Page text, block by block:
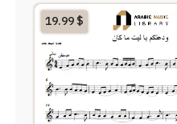
19.99$